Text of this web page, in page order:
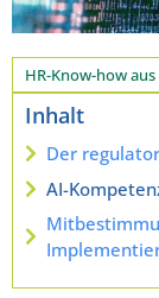
HR-Know-how
Inhalt
Der
AI-